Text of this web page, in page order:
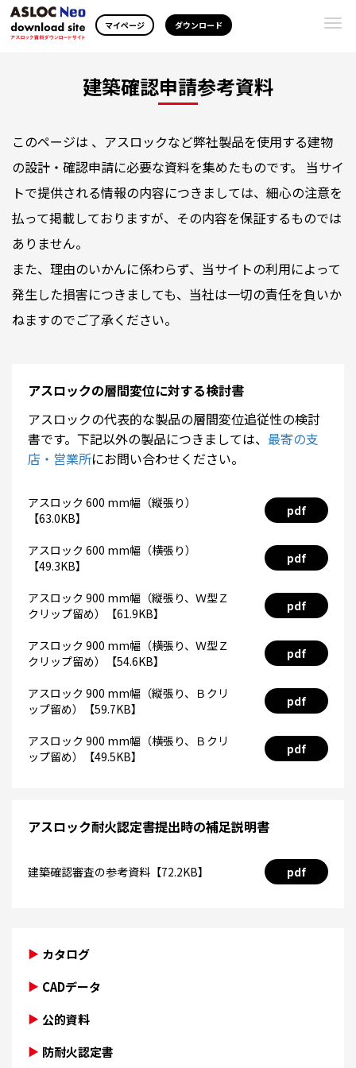
マイページ ダウンロード
建築確認申請参考資料
このページは 、アスロックなど弊社製品を使用する建物
の設計・確認申請に必要な資料を集めたものです。 当サイ
トで提供される情報の内容につきましては、細心の注意を
払って掲載しておりますが、その内容を保証するものでは
ありません。
また、理由のいかんに係わらず、当サイトの利用によって
発生した損害につきましても、当社は一切の責任を負いか
ねますのでご了承ください。
アスロックの層間変位に対する検討書
アスロックの代表的な製品の層間変位追従性の検討
書です。下記以外の製品につきましては、 最寄の支
店・営業所にお問い合わせください。
アスロック 600 mm幅（縦張り）
【63.0KB】
pdf
アスロック 600 mm幅（横張り）
【49.3KB】
pdf
アスロック 900 mm幅（縦張り、Ｗ型Ｚ
クリップ留め）【61.9KB】
pdf
アスロック 900 mm幅（横張り、Ｗ型Ｚ
クリップ留め）【54.6KB】
pdf
アスロック 900 mm幅（縦張り、Ｂクリ
ップ留め）【59.7KB】
pdf
アスロック 900 mm幅（横張り、Ｂクリ
ップ留め）【49.5KB】
pdf
アスロック耐火認定書提出時の補足説明書
建築確認審査の参考資料【72.2KB】 pdf
カタログ
CADデータ
公的資料
防耐火認定書